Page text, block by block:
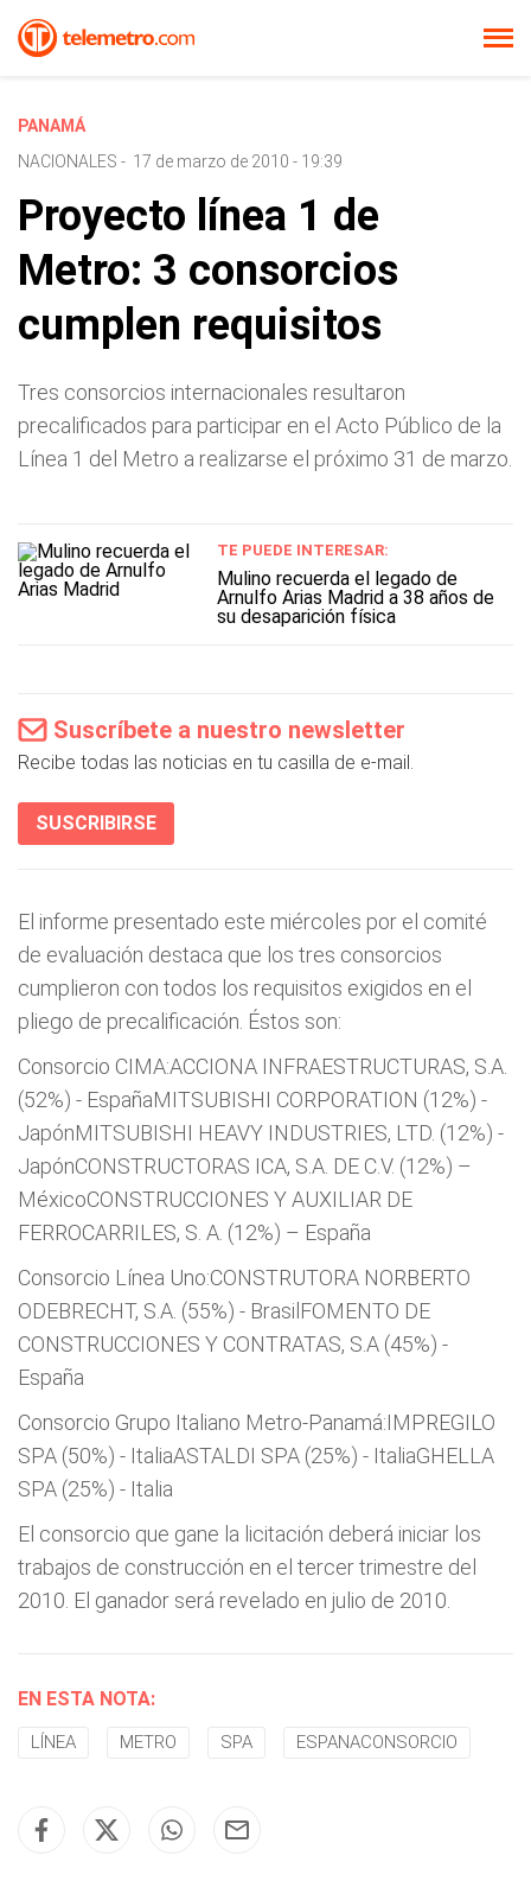
PANAMÁ
NACIONALES - 17 de marzo de 2010 - 19:39
Proyecto línea 1 de
Metro: 3 consorcios
cumplen requisitos
Tres consorcios internacionales resultaron
precalificados para participar en el Acto Público de la
Línea 1 del Metro a realizarse el próximo 31 de marzo.
TE PUEDE INTERESAR:
Mulino recuerda el legado de
Arnulfo Arias Madrid a 38 años de
su desaparición física
Suscríbete a nuestro newsletter
Recibe todas las noticias en tu casilla de e-mail.
SUSCRIBIRSE
El informe presentado este miércoles por el comité
de evaluación destaca que los tres consorcios
cumplieron con todos los requisitos exigidos en el
pliego de precalificación. Éstos son:
Consorcio CIMA:ACCIONA INFRAESTRUCTURAS, S.A.
(52%) - EspañaMITSUBISHI CORPORATION (12%) -
JapónMITSUBISHI HEAVY INDUSTRIES, LTD. (12%) -
JapónCONSTRUCTORAS ICA, S.A. DE C.V. (12%) –
MéxicoCONSTRUCCIONES Y AUXILIAR DE
FERROCARRILES, S. A. (12%) – España
Consorcio Línea Uno:CONSTRUTORA NORBERTO
ODEBRECHT, S.A. (55%) - BrasilFOMENTO DE
CONSTRUCCIONES Y CONTRATAS, S.A (45%) -
España
Consorcio Grupo Italiano Metro-Panamá:IMPREGILO
SPA (50%) - ItaliaASTALDI SPA (25%) - ItaliaGHELLA
SPA (25%) - Italia
El consorcio que gane la licitación deberá iniciar los
trabajos de construcción en el tercer trimestre del
2010. El ganador será revelado en julio de 2010.
EN ESTA NOTA:
LÍNEA METRO SPA ESPANACONSORCIO